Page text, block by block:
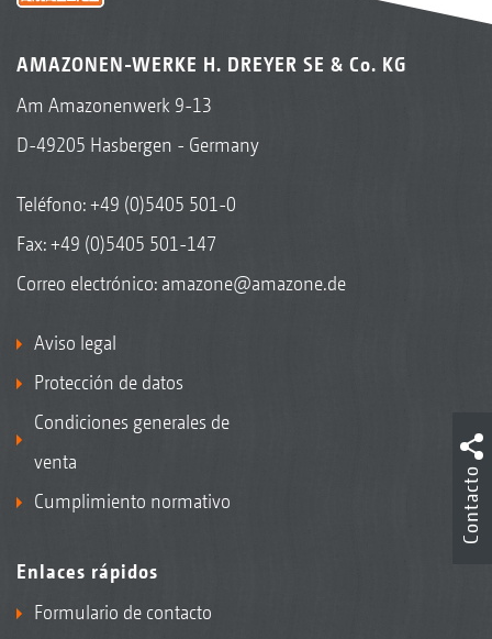
AMAZONEN-WERKE H. DREYER SE & Co. KG
Am Amazonenwerk 9-13
D-49205 Hasbergen - Germany
Teléfono:+49 (0)5405 501-0
Fax: +49 (0)5405 501-147
Correo electrónico: amazone@amazone.de
Aviso legal
Protección de datos
Condiciones generales de
venta
Cumplimiento normativo
Enlaces rápidos
Formulario de contacto
Contacto